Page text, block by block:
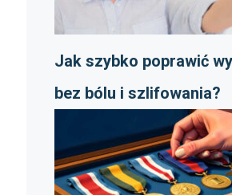
Jak szybko poprawić
bez bólu i szlifowania?